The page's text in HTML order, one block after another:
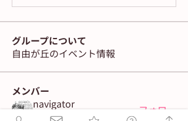
グループについて
自由が丘のイベント情報
メンバー
navigator
Admin
フォロー